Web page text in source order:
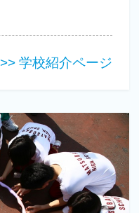
>> 学校紹介ページ